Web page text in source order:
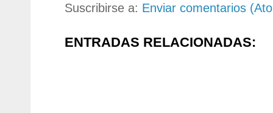
Suscribirse a: Enviar comentarios
ENTRADAS RELACIONADAS: